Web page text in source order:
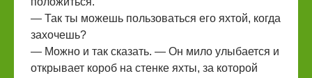
— Так ты можешь пользоваться его яхтой, когда
захочешь?
— Можно и так сказать. — Он мило улыбается и
открывает короб на стенке яхты, за которой